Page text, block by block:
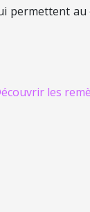
permettent
les